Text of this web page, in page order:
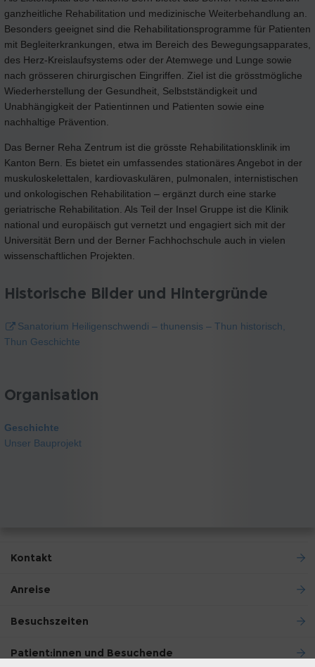
ganzheitliche Rehabilitation und medizinische Weiterbehandlung an.
Besonders geeignet sind die Rehabilitationsprogramme für Patienten
mit Begleiterkrankungen, etwa im Bereich des Bewegungsapparates,
des Herz-Kreislaufsystems oder der Atemwege und Lunge sowie
nach grösseren chirurgischen Eingriffen. Ziel ist die grösstmögliche
Wiederherstellung der Gesundheit, Selbstständigkeit und
Unabhängigkeit der Patientinnen und Patienten sowie eine
nachhaltige Prävention.
Das Berner Reha Zentrum ist die grösste Rehabilitationsklinik im
Kanton Bern. Es bietet ein umfassendes stationäres Angebot in der
muskuloskelettalen, kardiovaskulären, pulmonalen, internistischen
und onkologischen Rehabilitation – ergänzt durch eine starke
geriatrische Rehabilitation. Als Teil der Insel Gruppe ist die Klinik
national und europäisch gut vernetzt und engagiert sich mit der
Universität Bern und der Berner Fachhochschule auch in vielen
wissenschaftlichen Projekten.
Historische Bilder und Hintergründe
Sanatorium Heiligenschwendi – thunensis – Thun historisch,
Thun Geschichte
Organisation
Geschichte
Unser Bauprojekt
Kontakt
Anreise
Besuchszeiten
Patient:innen und Besuchende